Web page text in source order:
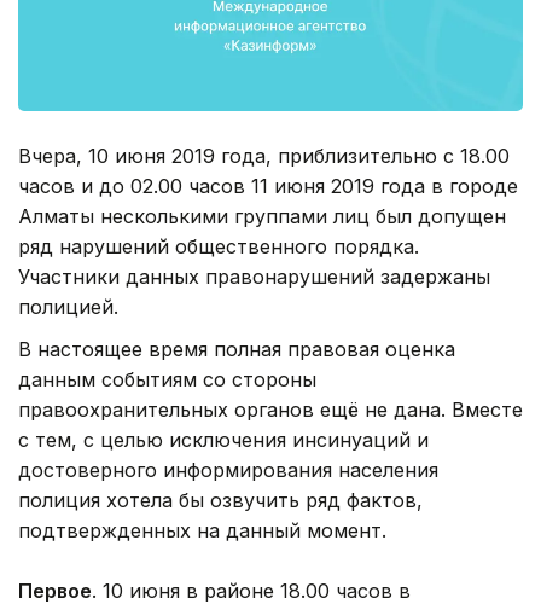
Вчера, 10 июня 2019 года, приблизительно с 18.00
часов и до 02.00 часов 11 июня 2019 года в городе
Алматы несколькими группами лиц был допущен
ряд нарушений общественного порядка.
Участники данных правонарушений задержаны
полицией.
В настоящее время полная правовая оценка
данным событиям со стороны
правоохранительных органов ещё не дана. Вместе
с тем, с целью исключения инсинуаций и
достоверного информирования населения
полиция хотела бы озвучить ряд фактов,
подтвержденных на данный момент.
Первое. 10 июня в районе 18.00 часов в